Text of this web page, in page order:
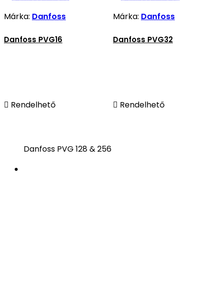
Márka: Danfoss
Danfoss PVG16
 Rendelhető
Márka: Danfoss
Danfoss PVG32
 Rendelhető
Danfoss PVG 128 & 256